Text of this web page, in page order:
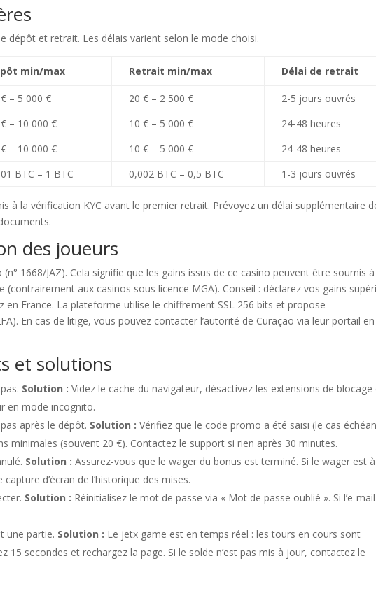
dépôt et retrait. Les délais varient selon le mode choisi.
min/max Retrait min/max Délai de retrait
– 5 000 € 20 € – 2 500 €
2-5 jours ouvrés
– 10 000 € 10 € – 5 000 €
24-48 heures
– 10 000 € 10 € – 5 000 €
24-48 heures
BTC – 1 BTC 0,002 BTC – 0,5 BTC 1-3 jours ouvrés
à la vérification KYC avant le premier retrait. Prévoyez un délai supplémentaire
des joueurs
1668/JAZ). Cela signifie que les gains issus de ce casino peuvent être soumis à
(contrairement aux casinos sous licence MGA). Conseil : déclarez vos gains
en France. La plateforme utilise le chiffrement SSL 256 bits et propose
En cas de litige, vous pouvez contacter l’autorité de Curaçao via leur portail en
et solutions
Solution : Videz le cache du navigateur, désactivez les extensions de blocage
en mode incognito.
après le dépôt. Solution : Vérifiez que le code promo a été saisi (le cas
minimales (souvent 20 €). Contactez le support si rien après 30 minutes.
Solution : Assurez-vous que le wager du bonus est terminé. Si le wager est
d’écran de l’historique des mises.
Solution : Réinitialisez le mot de passe via « Mot de passe oublié ». Si l’e-
une partie. Solution : Le jetx game est en temps réel : les tours en cours sont
15 secondes et rechargez la page. Si le solde n’est pas mis à jour, contactez le